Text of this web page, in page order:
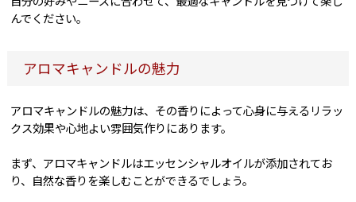
んでください。
アロマキャンドルの魅力
アロマキャンドルの魅力は、その香りによって心身に与えるリラッ
クス効果や心地よい雰囲気作りにあります。
まず、アロマキャンドルはエッセンシャルオイルが添加されてお
り、自然な香りを楽しむことができるでしょう。